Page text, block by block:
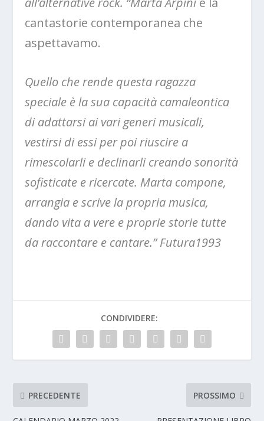
cantastorie contemporanea che
aspettavamo.
Quello che rende questa ragazza
speciale è la sua capacità camaleontica
di adattarsi ai vari generi musicali,
vestirsi di essi per poi riuscire a
rimescolarli e declinarli creando sonorità
sofisticate e ricercate. Marta compone,
arrangia e scrive la propria musica,
dando vita a vere e proprie storie tutte
da raccontare e cantare.” Futura1993
CONDIVIDERE:
PRECEDENTE PROSSIMO